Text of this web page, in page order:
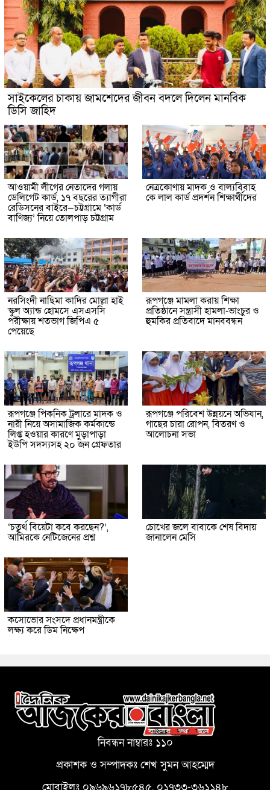
সাইকেলের চাকায় জামশেদের জীবন বদলে দিলেন মানবিক
ডিসি জাহিদ
আওয়ামী লীগের নেতাদের গলায়
ডেলিগেট কার্ড, ১৭ বছরের ত্যাগীরা
রেডিসনের বাইরে—চট্টগ্রামে ‘কার্ড
বাণিজ্য’ নিয়ে তোলপাড় চট্টগ্রাম
নেত্রকোণায় মাদক ও বাল্যবিবাহ
কে লাল কার্ড প্রদর্শন শিক্ষার্থীদের
নরসিংদী নাছিমা কাদির মোল্লা হাই
স্কুল অ্যান্ড হোমসে এসএসসি
পরীক্ষায় শতভাগ জিপিএ ৫
পেয়েছে
রূপগঞ্জে মামলা করায় শিক্ষা
প্রতিষ্ঠানে সন্ত্রাসী হামলা-ভাংচুর ও
হুমকির প্রতিবাদে মানববন্ধন
রূপগঞ্জে পিকনিক ট্রলারে মাদক ও
নারী নিয়ে অসামাজিক কর্মকান্ডে
লিপ্ত হওয়ার কারণে মুড়াপাড়া
ইউপি সদস্যসহ ২০ জন গ্রেফতার
রূপগঞ্জে পরিবেশ উন্নয়নে অভিযান,
গাছের চারা রোপন, বিতরণ ও
আলোচনা সভা
‘চতুর্থ বিয়েটা কবে করছেন?’,
আমিরকে নেটিজেনের প্রশ্ন
চোখের জলে বাবাকে শেষ বিদায়
জানালেন মেসি
কসোভোর সংসদে প্রধানমন্ত্রীকে
লক্ষ্য করে ডিম নিক্ষেপ
নিবন্ধন নাম্বারঃ ১১০
প্রকাশক ও সম্পাদকঃ শেখ সুমন আহম্মেদ
মোবাইলঃ ০৯৬৯৬১৭৮৫৪৫, ০১৭৩৩-৩৬১১৪৮